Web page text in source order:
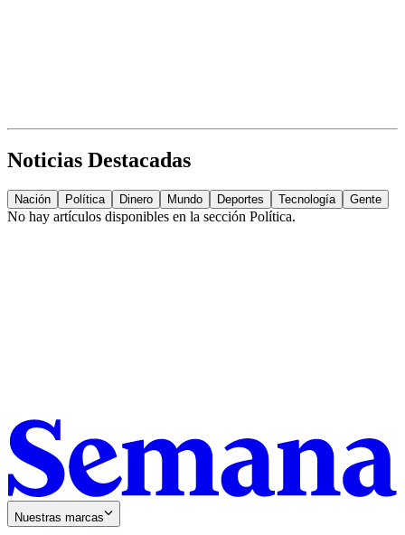
Noticias Destacadas
Nación Política Dinero Mundo Deportes Tecnología Gente
No hay artículos disponibles en la sección Política.
Nuestras marcas